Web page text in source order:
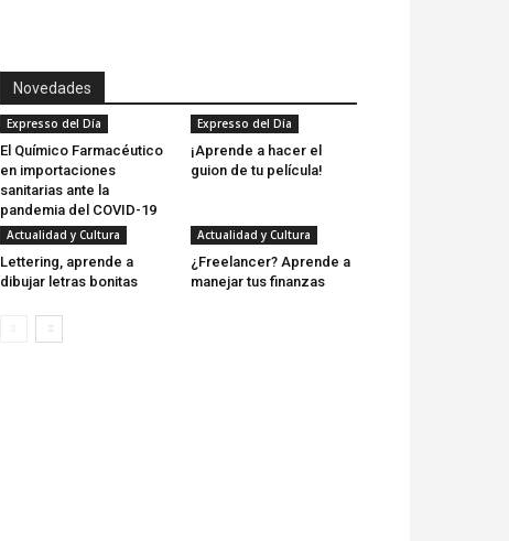
Novedades
Expresso del Día
El Químico Farmacéutico
en importaciones
sanitarias ante la
pandemia del COVID-19
Expresso del Día
¡Aprende a hacer el
guion de tu película!
Actualidad y Cultura
Lettering, aprende a
dibujar letras bonitas
Actualidad y Cultura
¿Freelancer? Aprende a
manejar tus finanzas